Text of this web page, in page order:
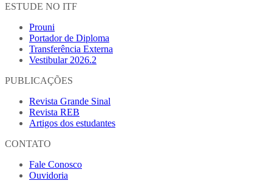
ESTUDE NO ITF
Prouni
Portador de Diploma
Transferência Externa
Vestibular 2026.2
PUBLICAÇÕES
Revista Grande Sinal
Revista REB
Artigos dos estudantes
CONTATO
Fale Conosco
Ouvidoria